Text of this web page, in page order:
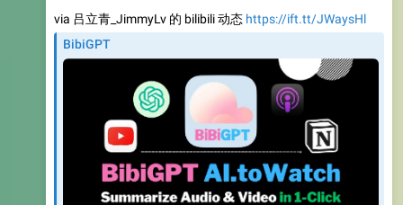
via 吕立青_JimmyLv 的 bilibili 动态 https://ift.tt/JWaysHl
BibiGPT